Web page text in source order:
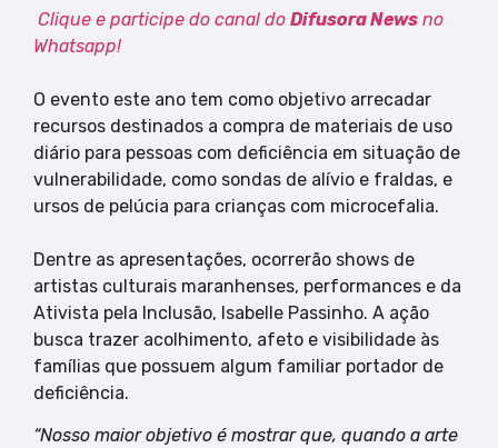
Clique e participe do canal do Difusora News no
Whatsapp!
O evento este ano tem como objetivo arrecadar
recursos destinados a compra de materiais de uso
diário para pessoas com deficiência em situação de
vulnerabilidade, como sondas de alívio e fraldas, e
ursos de pelúcia para crianças com microcefalia.
Dentre as apresentações, ocorrerão shows de
artistas culturais maranhenses, performances e da
Ativista pela Inclusão, Isabelle Passinho. A ação
busca trazer acolhimento, afeto e visibilidade às
famílias que possuem algum familiar portador de
deficiência.
“Nosso maior objetivo é mostrar que, quando a arte